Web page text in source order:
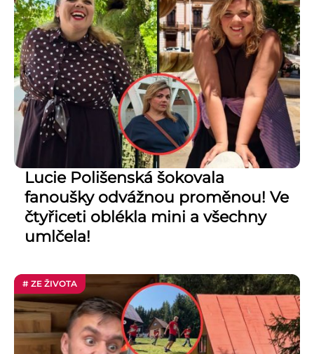
Lucie Polišenská šokovala
fanoušky odvážnou proměnou! Ve
čtyřiceti oblékla mini a všechny
umlčela!
# ZE ŽIVOTA